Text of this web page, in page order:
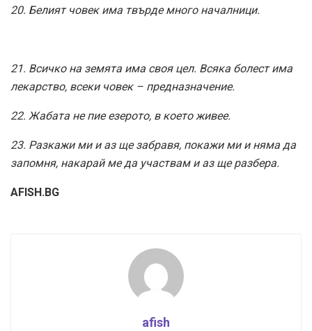
20. Белият човек има твърде много началници.
21. Всичко на земята има своя цел. Всяка болест има
лекарство, всеки човек – предназначение.
22. Жабата не пие езерото, в което живее.
23. Разкажи ми и аз ще забравя, покажи ми и няма да
запомня, накарай ме да участвам и аз ще разбера.
AFISH.BG
afish